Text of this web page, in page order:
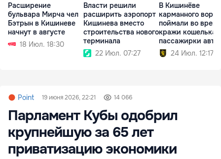
Расширение
бульвара Мирча чел
Бэтрын в Кишиневе
начнут в августе
18 Июл. 18:30
Власти решили
расширить аэропорт
Кишинева вместо
строительства нового
терминала
22 Июл. 07:27
В Кишинёве
карманного вора
поймали во время
кражи кошелька
пассажирки
24 Июл. 12:17
Point 19 июня 2026, 22:21 14 066
Парламент Кубы одобрил
крупнейшую за 65 лет
приватизацию экономики